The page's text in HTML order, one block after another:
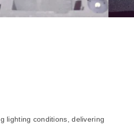
lighting conditions, delivering